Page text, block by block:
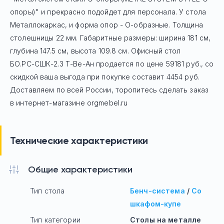
опоры)" и прекрасно подойдет для персонала. У стола
Mеталлокаркас, и форма опор - О-образные. Толщина
столешницы 22 мм. Габаритные размеры: ширина 181 см,
глубина 147.5 см, высота 109.8 см. Офисный стол
БО.РС-СШК-2.3 Т-Ве-Ан продается по цене 59181 руб., со
скидкой ваша выгода при покупке составит 4454 руб.
Доставляем по всей России, торопитесь сделать заказ
в интернет-магазине orgmebel.ru
Технические характеристики
Общие характеристики
Тип стола Бенч-система / Со
шкафом-купе
Тип категории
Столы на металле